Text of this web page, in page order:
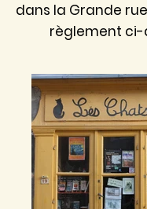
dans la Grande
règlement ci-